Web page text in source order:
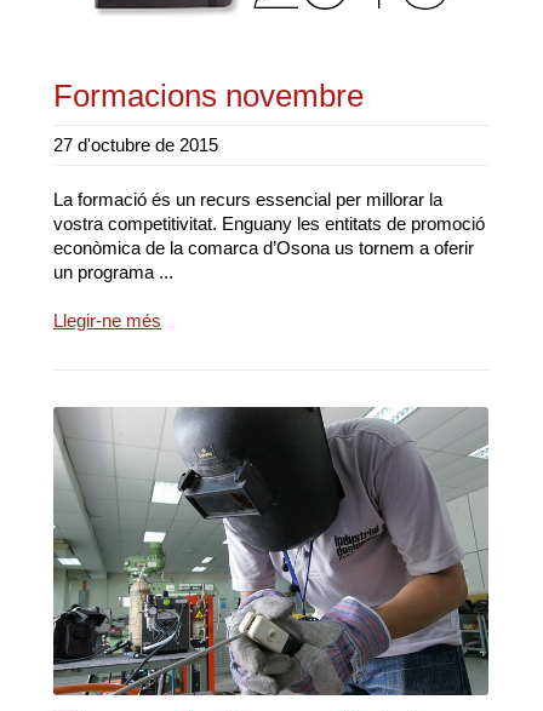
Formacions novembre
27 d'octubre de 2015
La formació és un recurs essencial per millorar la
vostra competitivitat. Enguany les entitats de promoció
econòmica de la comarca d’Osona us tornem a oferir
un programa ...
Llegir-ne més